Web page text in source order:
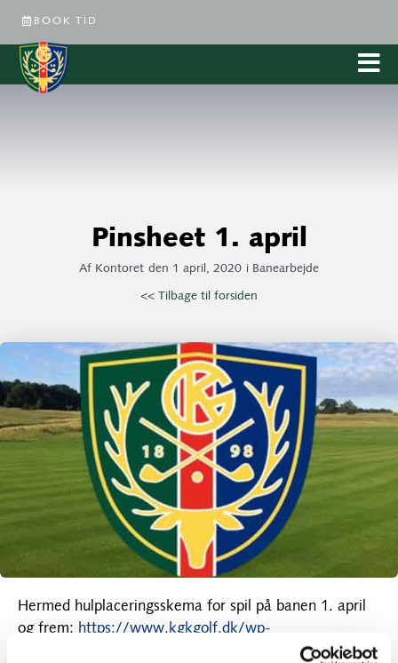
BOOK TID
Pinsheet 1. april
Af Kontoret den 1 april, 2020 i Banearbejde
<< Tilbage til forsiden
Hermed hulplaceringsskema for spil på banen 1. april
og frem: https://www.kgkgolf.dk/wp-